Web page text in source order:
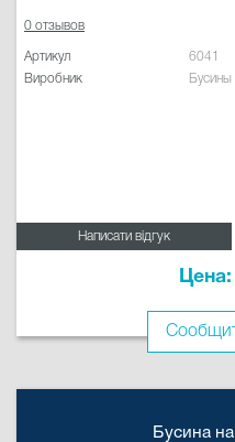
0 отзывов
Артикул
6041
Виробник
Бусины
Написати відгук
Бусина